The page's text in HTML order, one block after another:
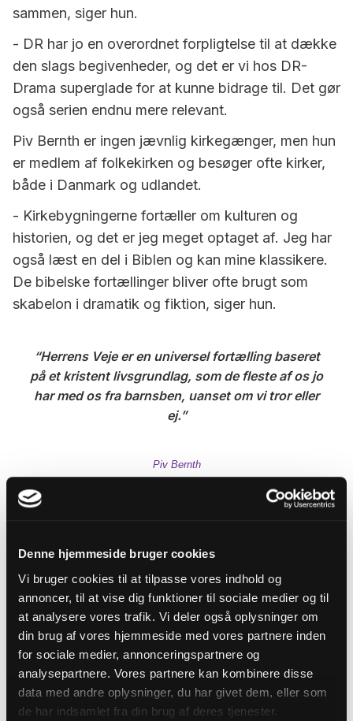
Denne hjemmeside bruger cookies
Vi bruger cookies til at tilpasse vores indhold og
annoncer, til at vise dig funktioner til sociale medier og til
at analysere vores trafik. Vi deler også oplysninger om
din brug af vores hjemmeside med vores partnere inden
for sociale medier, annonceringspartnere og
analysepartnere. Vores partnere kan kombinere disse
data med andre oplysninger, du har givet dem, eller som
de har indsamlet fra din brug af deres tjenester.
sammen, siger hun.
- DR har jo en overordnet forpligtelse til at dække
den slags begivenheder, og det er vi hos DR-
Drama superglade for at kunne bidrage til. Det gør
også serien endnu mere relevant.
Piv Bernth er ingen jævnlig kirkegænger, men hun
er medlem af folkekirken og besøger ofte kirker,
både i Danmark og udlandet.
- Kirkebygningerne fortæller om kulturen og
historien, og det er jeg meget optaget af. Jeg har
også læst en del i Biblen og kan mine klassikere.
De bibelske fortællinger bliver ofte brugt som
skabelon i dramatik og fiktion, siger hun.
Herrens Veje er en universel fortælling baseret
på et kristent livsgrundlag, som de fleste af os jo
har med os fra barnsben, uanset om vi tror eller
ej.
Piv Bernth
Det gælder også 'Herrens Veje'. På et stort maleri,
der hænger i tv-seriens præstegård, ser man en
række bibelske motiver: Eva og slangen.
Abraham, der skal til at ofre sin søn Isak. Judas,
der kysser Jesus. Og de to brødre Kain og Abel.
- I begyndelsen fokuserede vi meget på en Kain
og Abel-historie, men den vinkel er efterhånden